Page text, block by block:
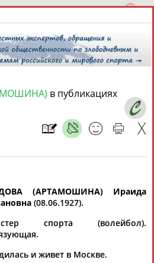
2026 года, 11:16
И СПЕЦИАЛИСТЫ
в публикациях
(АРТАМОШИНА) Ираида
(08.06.1927).
спорта (волейбол).
и живет в Москве.